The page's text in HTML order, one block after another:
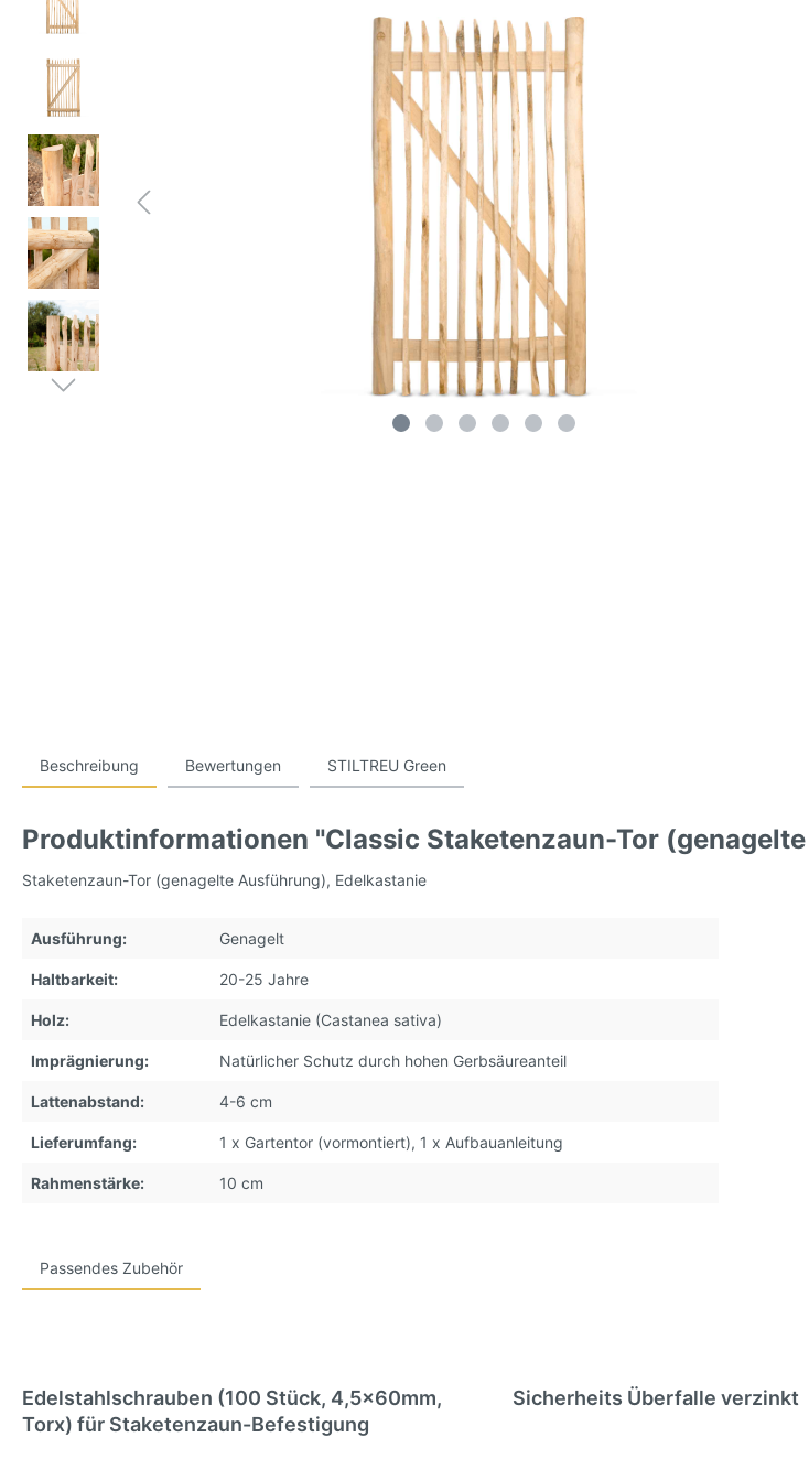
Beschreibung Bewertungen STILTREU Green
Produktinformationen "Classic Staketenzaun-Tor
Staketenzaun-Tor (genagelte Ausführung), Edelkastanie
Ausführung: Genagelt
Haltbarkeit: 20-25 Jahre
Holz: Edelkastanie (Castanea sativa)
Imprägnierung: Natürlicher Schutz durch hohen Gerbsäureanteil
Lattenabstand: 4-6 cm
Lieferumfang: 1 x Gartentor (vormontiert), 1 x Aufbauanleitung
Rahmenstärke: 10 cm
Passendes Zubehör
Edelstahlschrauben (100 Stück, 4,5x60mm,
Torx) für Staketenzaun-Befestigung
Sicherheits Überfalle verzinkt